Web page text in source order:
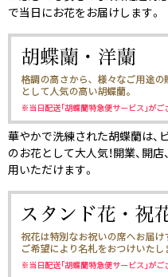
で当日にお花をお届けします。
華やかで洗練された胡蝶蘭は、
のお花として大人気！開業、開
用いただけます。